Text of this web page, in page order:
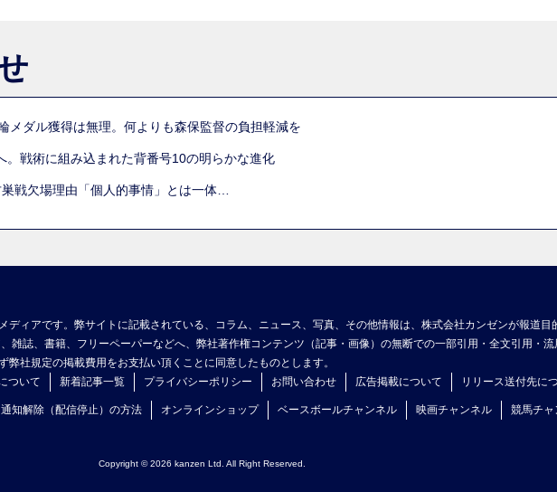
メダル獲得は無理。何よりも森保監督の負担軽減を
。戦術に組み込まれた背番号10の明らかな進化
戦欠場理由「個人的事情」とは一体…
ィアです。弊サイトに記載されている、コラム、ニュース、写真、その他情報は、株式会社カンゼンが報道目
雑誌、書籍、フリーペーパーなどへ、弊社著作権コンテンツ（記事・画像）の無断での一部引用・全文引用・
社規定の掲載費用をお支払い頂くことに同意したものとします。
ついて
新着記事一覧 プライバシーポリシー お問い合わせ 広告掲載について リリース送付先に
知解除（配信停止）の方法 オンラインショップ ベースボールチャンネル 映画チャンネル 競馬チャ
Copyright © 2026 kanzen Ltd. All Right Reserved.